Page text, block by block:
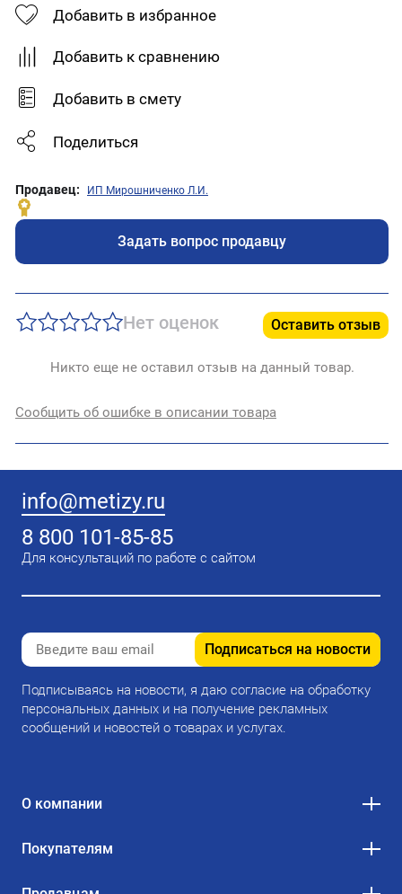
Добавить в избранное
Добавить к сравнению
Добавить в смету
Поделиться
Продавец: ИП Мирошниченко Л.И.
Задать вопрос продавцу
Нет оценок Оставить отзыв
Никто еще не оставил отзыв на данный товар.
Сообщить об ошибке в описании товара
info@metizy.ru
8 800 101-85-85
Для консультаций по работе с сайтом
Подписаться на новости
Подписываясь на новости, я даю согласие на обработку
персональных данных и на получение рекламных
сообщений и новостей о товарах и услугах.
О компании
Покупателям